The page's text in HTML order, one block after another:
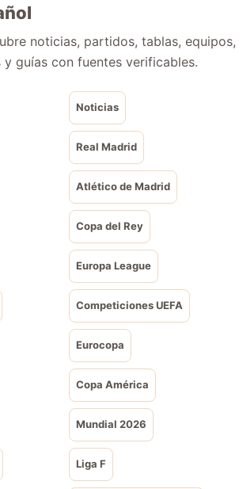
noticias, partidos, tablas, equipos,
guías con fuentes verificables.
Noticias
Real Madrid
Atlético de Madrid
Copa del Rey
Europa League
Competiciones UEFA
Eurocopa
Copa América
Mundial 2026
Liga F